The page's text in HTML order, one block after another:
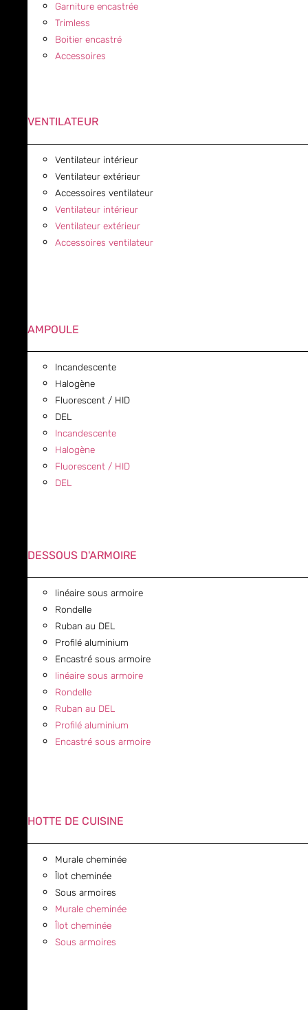
Garniture encastrée
Trimless
Boitier encastré
Accessoires
VENTILATEUR
Ventilateur intérieur
Ventilateur extérieur
Accessoires ventilateur
Ventilateur intérieur
Ventilateur extérieur
Accessoires ventilateur
AMPOULE
Incandescente
Halogène
Fluorescent / HID
DEL
Incandescente
Halogène
Fluorescent / HID
DEL
DESSOUS D'ARMOIRE
linéaire sous armoire
Rondelle
Ruban au DEL
Profilé aluminium
Encastré sous armoire
linéaire sous armoire
Rondelle
Ruban au DEL
Profilé aluminium
Encastré sous armoire
HOTTE DE CUISINE
Murale cheminée
Îlot cheminée
Sous armoires
Murale cheminée
Îlot cheminée
Sous armoires